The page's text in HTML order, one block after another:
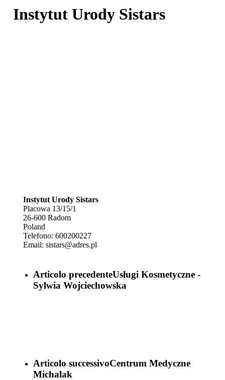
Instytut Urody Sistars
Instytut Urody Sistars
Placowa 13/15/1
26-600 Radom
Poland
Telefono: 600200227
Email: sistars@adres.pl
Articolo precedenteUsługi Kosmetyczne -
Sylwia Wojciechowska
Articolo successivoCentrum Medyczne
Michalak